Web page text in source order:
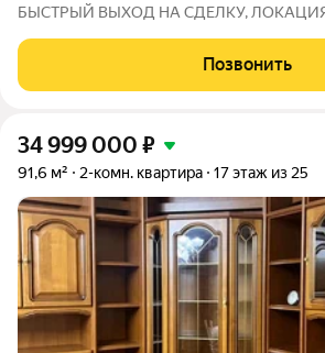
БЫСТРЫЙ ВЫХОД НА СДЕЛКУ, ЛОКАЦИЯ
отличная однокомнатная квартира.
уютная, современная и полностью готовая
Позвонить
34 999 000 ₽
91,6 м² 2-комн. квартира 17 этаж из 25